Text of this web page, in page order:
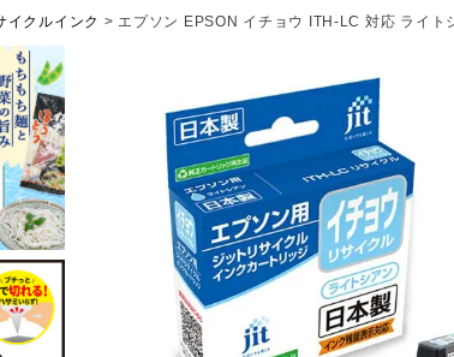
イクルインク エプソン EPSON イチョウ ITH-LC 対応 ライト